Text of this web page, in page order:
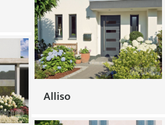
Alliso